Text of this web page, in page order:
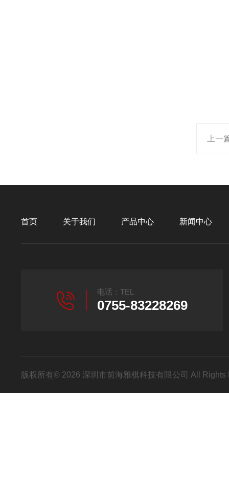
上一
首页 关于我们 产品中心 新闻中心
电话：TEL
0755-83228269
版权所有© 2026 深圳市前海雅棋科技有限公司 All